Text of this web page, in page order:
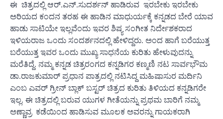
ಈ ಚಿತ್ರದಲ್ಲಿ ಆರ್.ಎನ್.ಸುದರ್ಶನ್ ಹಾಡಿರುವ ಇರಬೇಕು ಇರಬೇಕು
ಅರಿಯದ ಕಂದನ ತರಹ ಈ ಹಾಡಿನ ಮಾಧುರ್ಯಕ್ಕೆ ಕನ್ನಡದ ಬೇರೆ ಯಾವ
ಹಾಡು ಸಾಟಿಯೇ ಇಲ್ಲವೆಂದು ಇವರ ಶಿಷ್ಯ ಸಂಗೀತ ನಿರ್ದೇಶಕರಾದ
ಇಳಿಯರಾಜ ಒಂದು ಸಂದರ್ಶನದಲ್ಲಿ ಹೇಳಿದ್ದರು. ಅಂದ ಹಾಗೆ ಬರೆಯುತ್ತ
ಬರೆಯುತ್ತ ಇವರ ಒಂದು ಮುಖ್ಯ ಸಾಧನೆಯ ಕುರಿತು ಹೇಳುವುದನ್ನು
ಮರೆತಿದ್ದೆ. ನಮ್ಮ ಕನ್ನಡ ಚಿತ್ರರಂಗದ ಕನ್ನಡಿಗರ ಕಣ್ಮಣಿ ನಟ ಸಾರ್ವಭೌಮ
ಡಾ.ರಾಜಕುಮಾರ್ ಪ್ರಧಾನ ಪಾತ್ರದಲ್ಲಿ ನಟಿಸಿದ್ದ ಮಹಿಷಾಸುರ ಮರ್ದಿನಿ
ಎಂಬ ಎವರ್ ಗ್ರೀನ್ ಬ್ಲಾಕ್ ಬಸ್ಟರ್ ಚಿತ್ರದ ಕುರಿತು ತಿಳಿಯದ ಕನ್ನಡಿಗರೇ
ಇಲ್ಲ. ಈ ಚಿತ್ರದಲ್ಲಿ ಬರುವ ಯುಗಳ ಗೀತೆಯನ್ನು ಪ್ರಥಮ ಬಾರಿಗೆ ನಮ್ಮ
ಅಣ್ಣಾವ್ರ ಕಡೆಯಿಂದ ಹಾಡಿಸುವ ಮೂಲಕ ಅವರನ್ನು ಗಾಯಕರಾಗಿ